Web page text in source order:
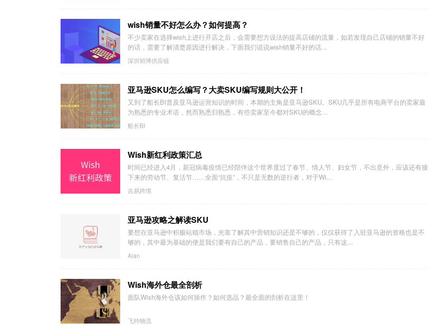
wish销量不好怎么办？如何提高？
不少卖家在选择wish上进行开店之后，会需要想方设法的提高店铺的流量，如若发现自己店铺的销量不好
的话，需要了解清楚原因进行解决，下面我们说说wish销量不好的话...
深圳韬博供应链
亚马逊SKU怎么编写？大卖SKU编写规则大公开！
又到了船长BI普及亚马逊运营知识的时间，本期的主角是亚马逊SKU。SKU几乎是所有电商平台的卖家最
为熟悉的专业术语，然而熟悉归熟悉，有些卖家至今都对SKU的概念...
船长BI
Wish新红利政策汇总
时间已经进入4月，新冠病毒疫情已经陪伴这个世界度过了春节、情人节、妇女节，不出意外，应该还有接
下来的劳动节、复活节……全面“抗疫”，不只是无数的逆行者，对于Wi...
吉易跨境
亚马逊攻略之解读SKU
要想在亚马逊中积极站稳市场，光靠了解其中营销知识还是不够的，仅仅获得了入驻亚马逊的资格也是不
够的，其中最为基础的便是我们要有自己的产品，要销售自己的产品，只有这...
Alan
Wish海外仓最全剖析
面队Wish海外仓该如何操作？如何选品？最全面的剖析在这里！
飞特物流